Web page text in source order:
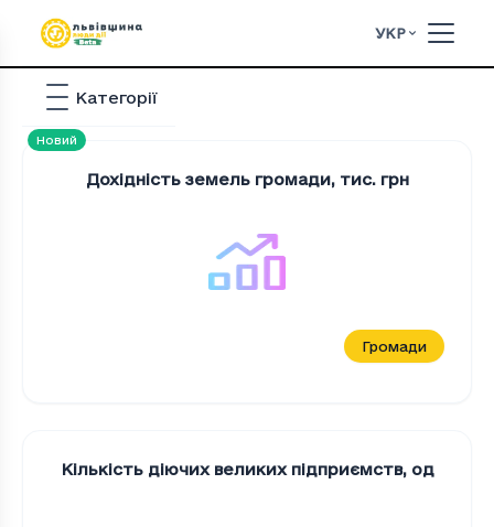
УКР
Категорії
Новий
Дохідність земель громади, тис. грн
Громади
Кількість діючих великих підприємств, од